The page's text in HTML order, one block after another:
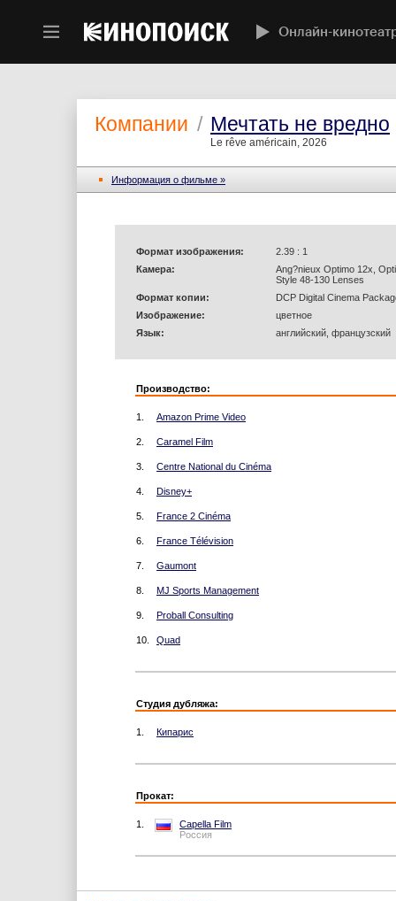
Онлайн-
Компании / Мечтать не вредно
Le rêve américain, 2026
Информация o фильме »
Формат изображения:
2.39 : 1
Камера:
Ang?nieux Optimo 12x,
Style 48-130 Lenses
Формат копии:
DCP Digital Cinema
Изображение:
цветное
Язык:
английский, французский
Производство:
1. Amazon Prime Video
2. Caramel Film
3. Centre National du Cinéma
4. Disney+
5. France 2 Cinéma
6. France Télévision
7. Gaumont
8. MJ Sports Management
9. Proball Consulting
10. Quad
Студия дубляжа:
1. Кипарис
Прокат:
1.
Capella Film
Россия